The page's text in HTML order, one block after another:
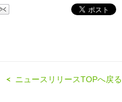
ニュースリリースTOPへ戻る